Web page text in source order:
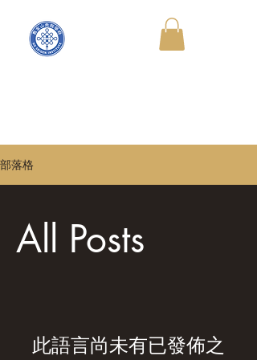
部落格
All Posts
此語言尚未有已發佈之